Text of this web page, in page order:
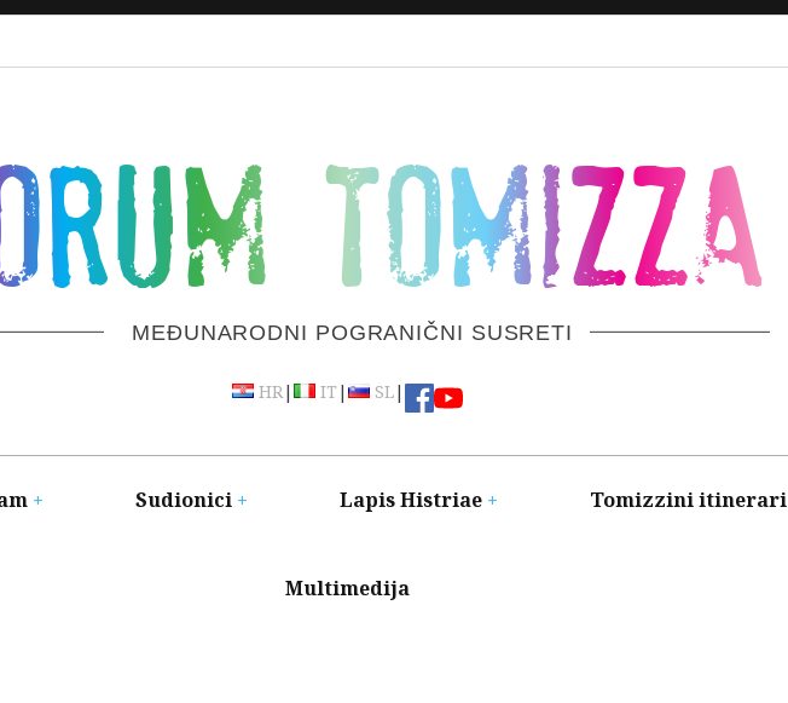
TOMIZZA
MEĐUNARODNI POGRANIČNI SUSRETI
HR| IT | SL|
Sudionici Lapis Histriae Tomizzini itinerari
Multimedija